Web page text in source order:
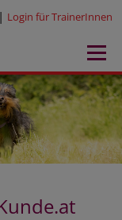
| Login für TrainerInnen